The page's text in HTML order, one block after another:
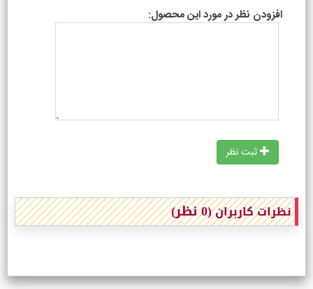
افزودن نظر در مورد این محصول:
ثبت نظر
نظرات کاربران(0 نظر)